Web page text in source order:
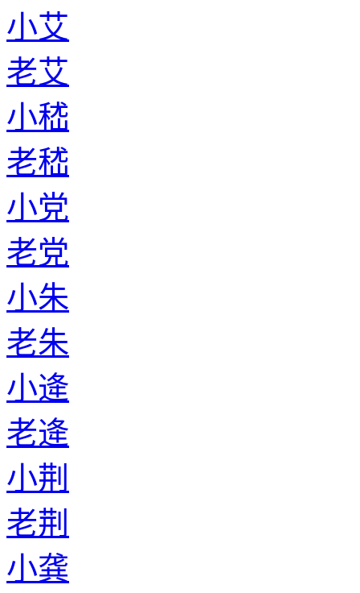
小艾
老艾
小嵇
老嵇
小党
老党
小朱
老朱
小逄
老逄
小荆
老荆
小龚